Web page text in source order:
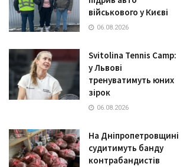
військового у Києві
06.08.2026
Svitolina Tennis Camp:
у Львові
тренуватимуть юних
зірок
06.08.2026
На Дніпропетровщині
судитимуть банду
контрабандистів